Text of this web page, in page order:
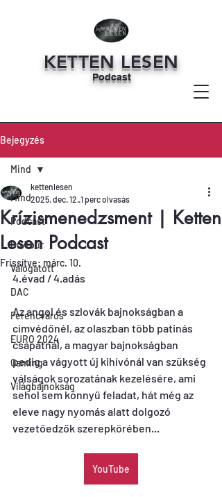
KETTEN LESEN
Podcast
Bejegyzés
Mind
Podcast
On Tour
Válogatott
DAC
Ferencváros
EURO 2024
Gaming
Világbajnokság
Mind
Krízismenedzsment | Ketten
Lesen Podcast
kettenlesen
2025. dec. 12.1 perc olvasás
Frissítve: márc. 10.
4.évad / 4.adás
Az angol és szlovák bajnokságban a
címvédőnél, az olaszban több patinás
csapatnál, a magyar bajnokságban
pedig a vágyott új kihívónál van szükség
válságok sorozatának kezelésére, ami
sehol sem könnyű feladat, hát még az
eleve nagy nyomás alatt dolgozó
vezetőedzők szerepkörében...
YouTube